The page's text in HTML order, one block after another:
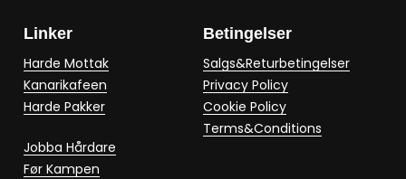
Linker
Harde Mottak
Kanarikafeen
Harde Pakker
Jobba Hårdare
Før Kampen
Betingelser
Salgs&Returbetingelser
Privacy Policy
Cookie Policy
Terms&Conditions